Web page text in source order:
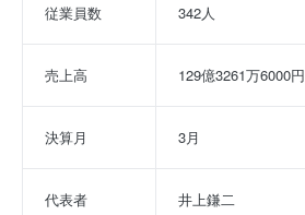
従業員数 342人
売上高 129億3261万6000円
決算月 3月
代表者 井上鎌二